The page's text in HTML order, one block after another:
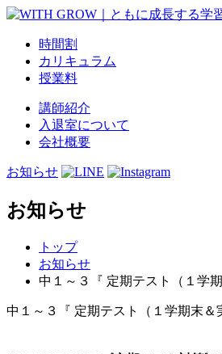
時間割
カリキュラム
授業料
講師紹介
入退室について
会社概要
お知らせ
お知らせ
トップ
お知らせ
中１～３『 定期テスト（１学
中１～３『 定期テスト（１学期末＆